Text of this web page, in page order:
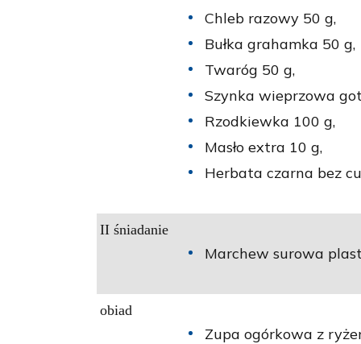
Chleb razowy 50 g,
Bułka grahamka 50 g,
Twaróg 50 g,
Szynka wieprzowa
Rzodkiewka 100 g,
Masło extra 10 g,
Herbata czarna bez
II śniadanie
Marchew surowa
obiad
Zupa ogórkowa z